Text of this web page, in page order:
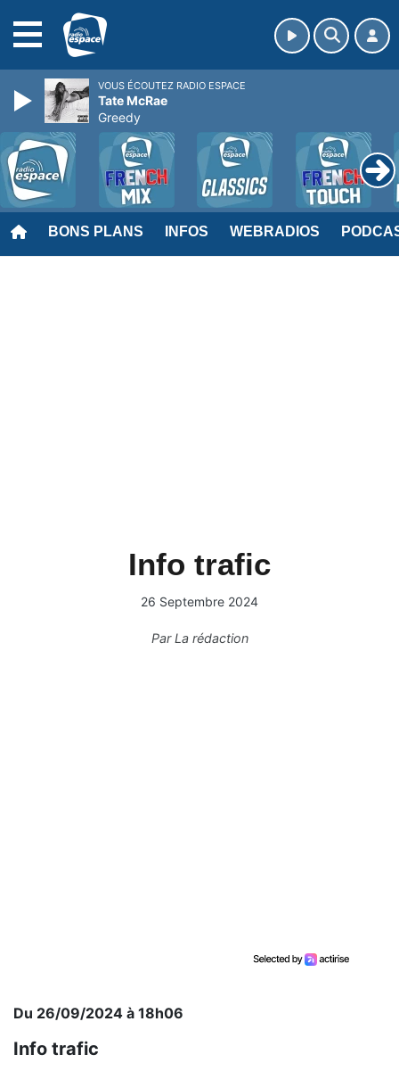
BONS PLANS INFOS WEBRADIOS
Info trafic
26 Septembre 2024
ParLa rédaction
Du 26/09/2024 à 18h06
Info trafic
VOUS ÉCOUTEZ RADIO ESPACE
Tate McRae
Greedy